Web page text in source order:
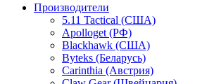
Производители
5.11 Tactical (США)
Apolloget (РФ)
Blackhawk (США)
Byteks (Беларусь)
Carinthia (Австрия)